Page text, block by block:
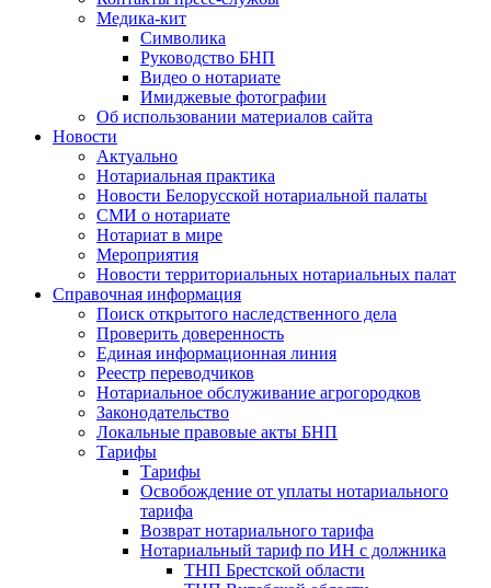
Медика-кит
Символика
Руководство БНП
Видео о нотариате
Имиджевые фотографии
Об использовании материалов сайта
Новости
Актуально
Нотариальная практика
Новости Белорусской нотариальной палаты
СМИ о нотариате
Нотариат в мире
Мероприятия
Новости территориальных нотариальных палат
Справочная информация
Поиск открытого наследственного дела
Проверить доверенность
Единая информационная линия
Реестр переводчиков
Нотариальное обслуживание агрогородков
Законодательство
Локальные правовые акты БНП
Тарифы
Тарифы
Освобождение от уплаты нотариального
тарифа
Возврат нотариального тарифа
Нотариальный тариф по ИН с должника
ТНП Брестской области